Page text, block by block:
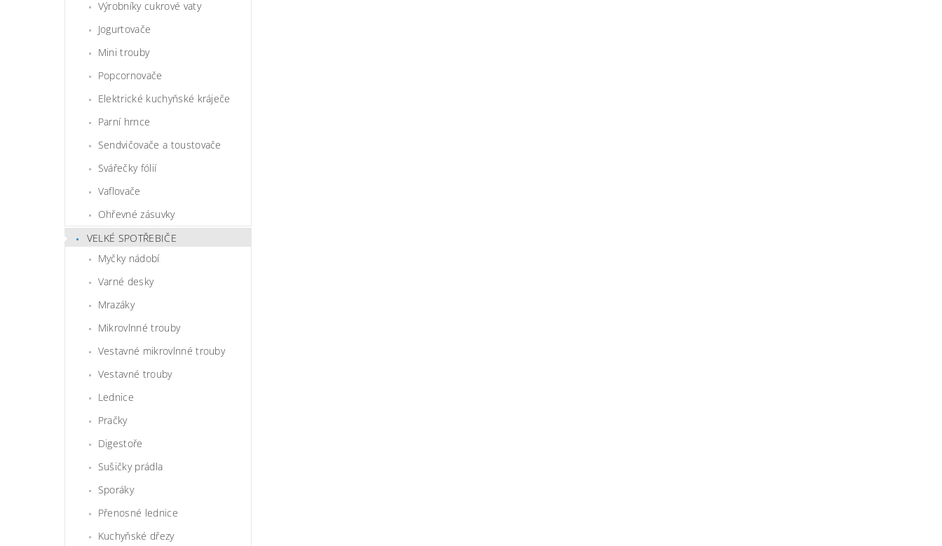
Výrobníky cukrové vaty
Jogurtovače
Mini trouby
Popcornovače
Elektrické kuchyňské kráječe
Parní hrnce
Sendvičovače a toustovače
Svářečky fólií
Vaflovače
Ohřevné zásuvky
VELKÉ SPOTŘEBIČE
Myčky nádobí
Varné desky
Mrazáky
Mikrovlnné trouby
Vestavné mikrovlnné trouby
Vestavné trouby
Lednice
Pračky
Digestoře
Sušičky prádla
Sporáky
Přenosné lednice
Kuchyňské dřezy